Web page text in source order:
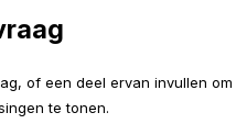
of een deel ervan invullen om
te tonen.